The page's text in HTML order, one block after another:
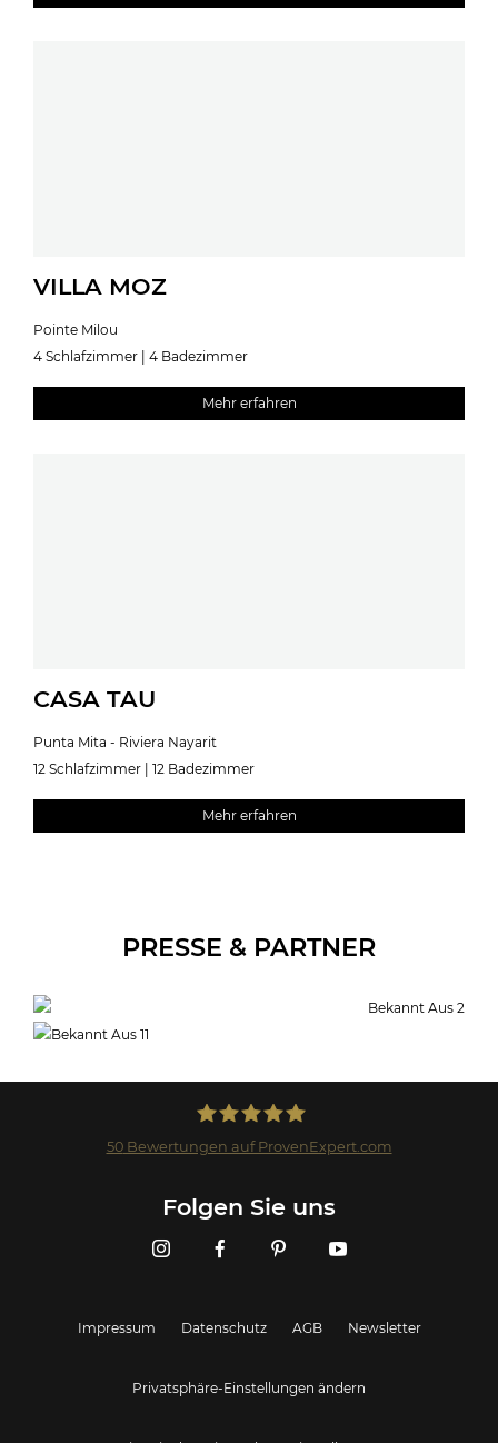
VILLA MOZ
Pointe Milou
4 Schlafzimmer | 4 Badezimmer
Mehr erfahren
CASA TAU
Punta Mita - Riviera Nayarit
12 Schlafzimmer | 12 Badezimmer
Mehr erfahren
PRESSE & PARTNER
50Bewertungen auf ProvenExpert.com
Folgen Sie uns
Impressum Datenschutz AGB Newsletter
Privatsphäre-Einstellungen ändern